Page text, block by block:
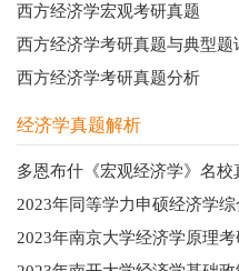
西方经济学宏观考研真题
西方经济学考研真题与典型题
西方经济学考研真题分析
经济学真题解析
多恩布什《宏观经济学》名校
2023年同等学力申硕经济学
2023年南京大学经济学原理